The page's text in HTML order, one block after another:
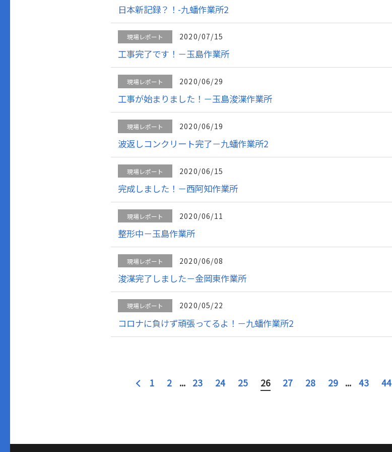
日本新記録？！-九蟠作業所2
現場レポート 2020/07/15
工事完了です！－玉島作業所
現場レポート 2020/06/29
工事が始まりました！－玉島浚渫作業所
現場レポート 2020/06/19
波返しコンクリート完了－九蟠作業所2
現場レポート 2020/06/15
完成しました！－西阿知作業所
現場レポート 2020/06/11
整形中－玉島作業所
現場レポート 2020/06/08
浚渫完了しました－金岡東作業所
現場レポート 2020/05/22
コロナに負けず頑張ってるよ！－九蟠作業所2
1 2 ... 23 24 25 26 27 28 29 ... 43 44